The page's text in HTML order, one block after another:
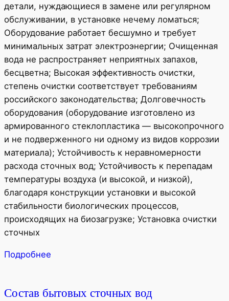
детали, нуждающиеся в замене или регулярном
обслуживании, в установке нечему ломаться;
Оборудование работает бесшумно и требует
минимальных затрат электроэнергии; Очищенная
вода не распространяет неприятных запахов,
бесцветна; Высокая эффективность очистки,
степень очистки соответствует требованиям
российского законодательства; Долговечность
оборудования (оборудование изготовлено из
армированного стеклопластика — высокопрочного
и не подверженного ни одному из видов коррозии
материала); Устойчивость к неравномерности
расхода сточных вод; Устойчивость к перепадам
температуры воздуха (и высокой, и низкой),
благодаря конструкции установки и высокой
стабильности биологических процессов,
происходящих на биозагрузке; Установка очистки
сточных
Подробнее
Состав бытовых сточных вод